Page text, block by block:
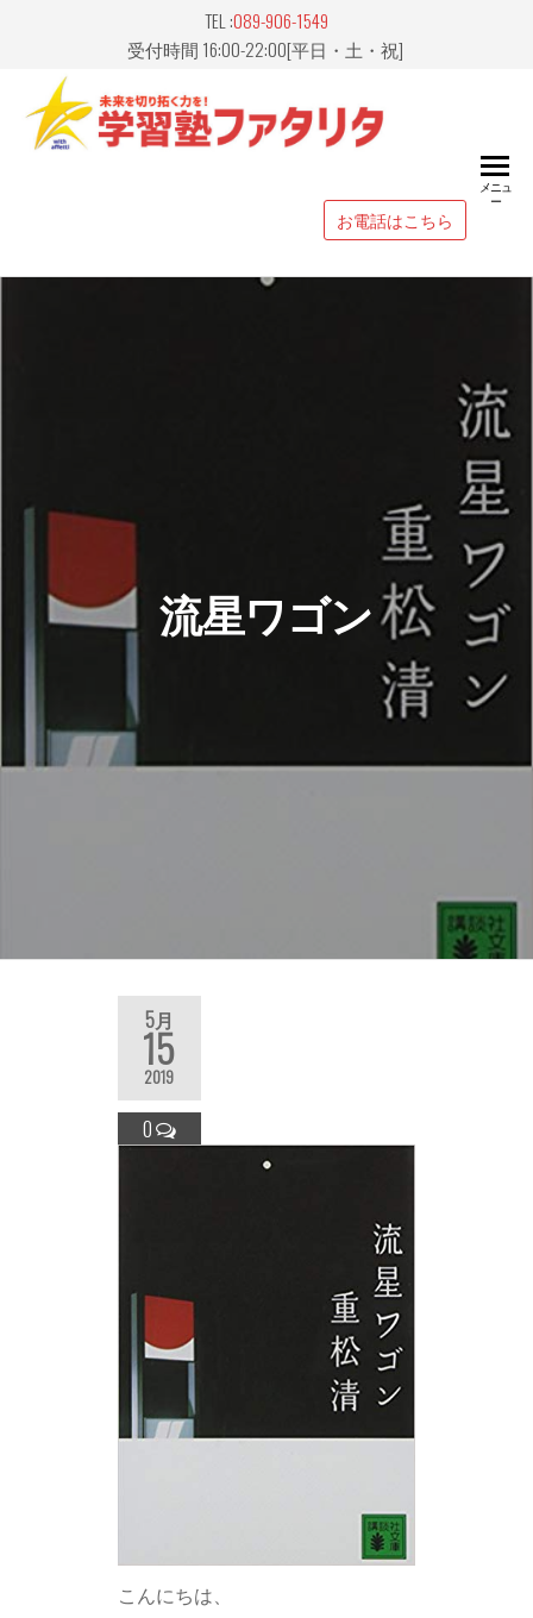
content
TEL :089-906-1549
受付時間 16:00-22:00[平日・土・祝]
山市
習塾
お電話はこちら
メニュ
ー
流星ワゴン
5月
15
2019
0
こんにちは、